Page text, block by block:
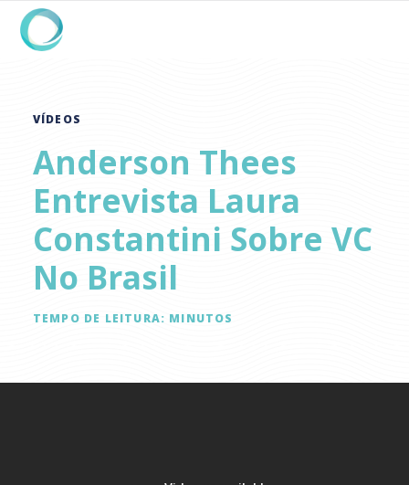
VÍDEOS
Anderson Thees
Entrevista Laura
Constantini Sobre VC
No Brasil
TEMPO DE LEITURA: MINUTOS